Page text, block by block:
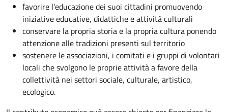
favorire l’educazione dei suoi cittadini promuovendo
iniziative educative, didattiche e attività culturali
conservare la propria storia e la propria cultura ponendo
attenzione alle tradizioni presenti sul territorio
sostenere le associazioni, i comitati e i gruppi di volontari
locali che svolgono le proprie attività a favore della
collettività nei settori sociale, culturale, artistico,
ecologico.